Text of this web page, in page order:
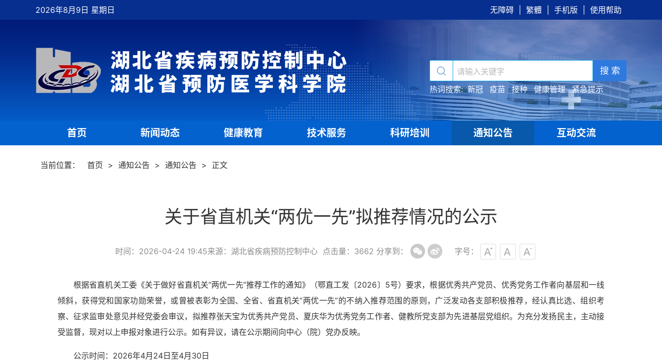
2026年8月9日 星期日 无障碍 繁體 手机版 使用帮助
搜 索
热词搜索: 新冠 疫苗 接种 健康管理 紧急提示
首页 新闻动态 健康教育 技术服务 科研培训 通知公告 互动交流
当前位置： 首页 > 通知公告 > 通知公告 > 正文
关于省直机关“两优一先”拟推荐情况的公示
时间：2026-04-24 19:45来源：湖北省疾病预防控制中心 点击量： 3662 分享到： 字号：
根据省直机关工委《关于做好省直机关“两优一先”推荐工作的通知》 （鄂直工发〔2026〕5号）要求，根据优秀共产党员、优秀党务工作者向基层和一线
倾斜，获得党和国家功勋荣誉，或曾被表彰为全国、全省、省直机关“两优一先”的不纳入推荐范围的原则，广泛发动各支部积极推荐，经认真比选、组织考
察、征求监审处意见并经党委会审议，拟推荐张天宝为优秀共产党员、夏庆华为优秀党务工作者、健教所党支部为先进基层党组织。为充分发扬民主，主动接
受监督，现对以上申报对象进行公示。如有异议，请在公示期间向中心（院）党办反映。
公示时间： 2026年4月24日至4月30日